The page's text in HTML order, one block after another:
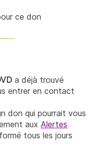
ce don
a déjà trouvé
entrer en contact
don qui pourrait vous
aux Alertes
tous les jours